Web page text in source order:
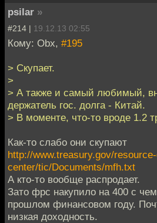
psilar »
#214 | 19.12.13 02:55
Кому: Obx, #195
> Скупает.
>
> А также и самый любимый,
держатель гос. долга - Китай.
> В моменте, что-то вроде 1.2
Как-то слабо они скупают
http://www.treasury.gov/
center/tic/Documents/mfh.txt
А кто-то вообще распродает.
Зато фрс накупило на 400 с
прошлом финансовом году.
низкая доходность.